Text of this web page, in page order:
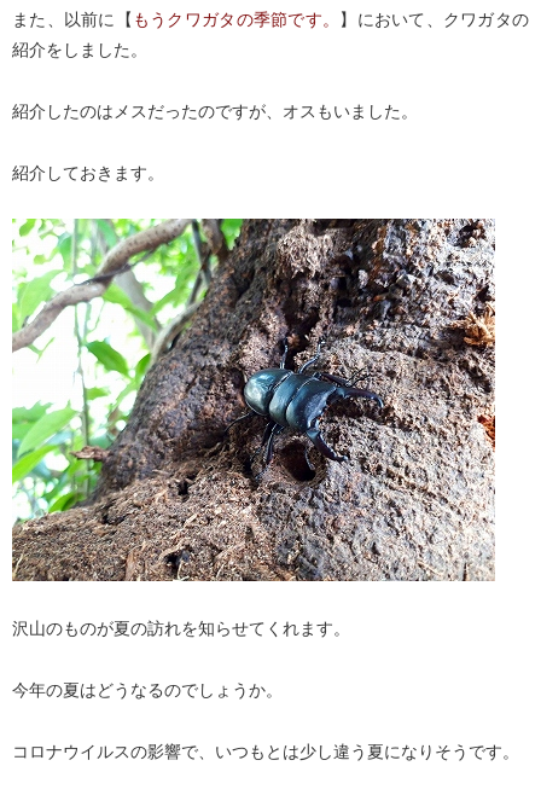
また、以前に【 もうクワガタの季節です。 】において、クワガタの
紹介をしました。
紹介したのはメスだったのですが、オスもいました。
紹介しておきます。
沢山のものが夏の訪れを知らせてくれます。
今年の夏はどうなるのでしょうか。
コロナウイルスの影響で、いつもとは少し違う夏になりそうです。